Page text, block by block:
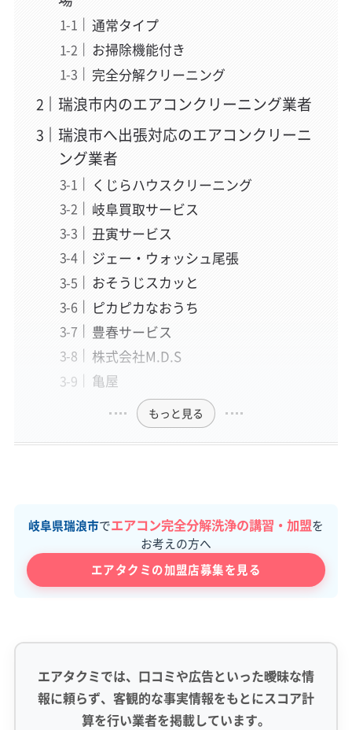
通常タイプ
お掃除機能付き
完全分解クリーニング
瑞浪市内のエアコンクリーニング業者
瑞浪市へ出張対応のエアコンクリーニ
ング業者
くじらハウスクリーニング
岐阜買取サービス
丑寅サービス
ジェー・ウォッシュ尾張
おそうじスカッと
ピカピカなおうち
豊春サービス
株式会社M.D.S
亀屋
もっと見る
岐阜県瑞浪市でエアコン完全分解洗浄の講習・加盟を
お考えの方へ
エアタクミの加盟店募集を見る
エアタクミでは、口コミや広告といった曖昧な情
報に頼らず、客観的な事実情報をもとにスコア計
算を行い業者を掲載しています。